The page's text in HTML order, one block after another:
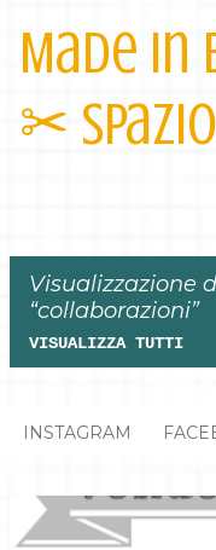
Passa
Made in
✂︎
Visualizzazione
collaborazioni
VISUALIZZA TUTTI
INSTAGRAM